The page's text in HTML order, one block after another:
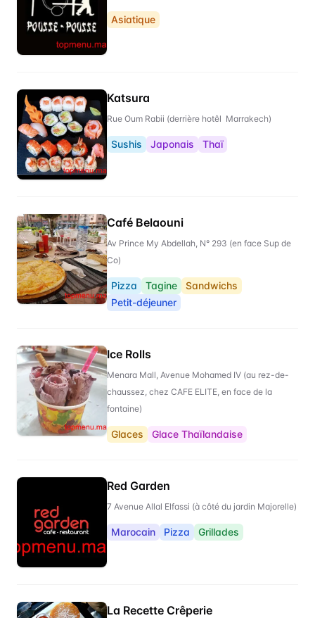
Asiatique
Katsura
Rue Oum Rabii (derrière hotêl Marrakech)
Sushis Japonais Thaï
Café Belaouni
Av Prince My Abdellah, N° 293 (en face Sup de
Co)
Pizza Tagine
Sandwichs
Petit-déjeuner
Ice Rolls
Menara Mall, Avenue Mohamed IV (au rez-de-
chaussez, chez CAFE ELITE, en face de la
fontaine)
Glaces Glace Thaïlandaise
Red Garden
7 Avenue Allal Elfassi (à côté du jardin Majorelle)
Marocain Pizza Grillades
La Recette Crêperie